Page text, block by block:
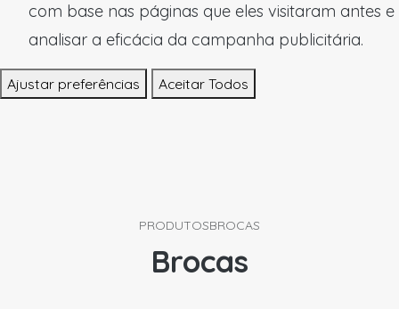
com base nas páginas que eles visitaram antes e
analisar a eficácia da campanha publicitária.
Ajustar preferências Aceitar Todos
PRODUTOSBROCAS
Brocas